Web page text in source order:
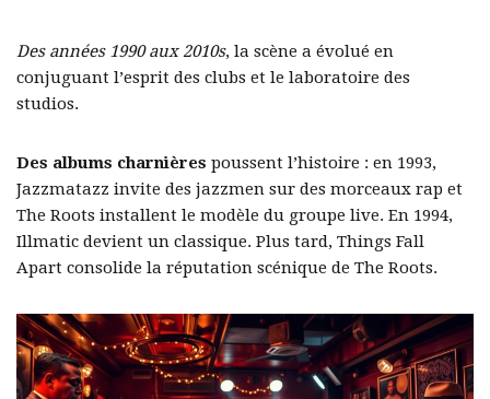
Des années 1990 aux 2010s, la scène a évolué en
conjuguant l’esprit des clubs et le laboratoire des
studios.
Des albums charnières poussent l’histoire : en 1993,
Jazzmatazz invite des jazzmen sur des morceaux rap et
The Roots installent le modèle du groupe live. En 1994,
Illmatic devient un classique. Plus tard, Things Fall
Apart consolide la réputation scénique de The Roots.